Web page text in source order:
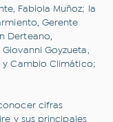
Fabiola Muñoz; la
Gerente
Derteano,
Goyzueta,
y Cambio Climático;
cifras
y sus principales